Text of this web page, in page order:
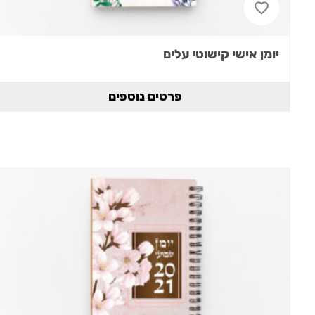
יומן אישי קישוטי עלים
פרטים נוספים